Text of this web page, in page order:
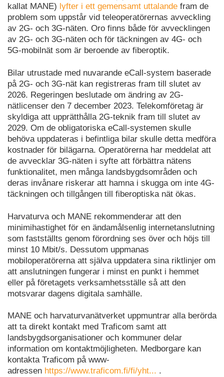
kallat MANE) lyfter i ett gemensamt uttalande fram de
problem som uppstår vid teleoperatörernas avveckling
av 2G- och 3G-näten. Oro finns både för avvecklingen
av 2G- och 3G-näten och för täckningen av 4G- och
5G-mobilnät som är beroende av fiberoptik.
Bilar utrustade med nuvarande eCall-system baserade
på 2G- och 3G-nät kan registreras fram till slutet av
2026. Regeringen beslutade om ändring av 2G-
nätlicenser den 7 december 2023. Telekomföretag är
skyldiga att upprätthålla 2G-teknik fram till slutet av
2029. Om de obligatoriska eCall-systemen skulle
behöva uppdateras i befintliga bilar skulle detta medföra
kostnader för bilägarna. Operatörerna har meddelat att
de avvecklar 3G-näten i syfte att förbättra nätens
funktionalitet, men många landsbygdsområden och
deras invånare riskerar att hamna i skugga om inte 4G-
täckningen och tillgången till fiberoptiska nät ökas.
Harvaturva och MANE rekommenderar att den
minimihastighet för en ändamålsenlig internetanslutning
som fastställts genom förordning ses över och höjs till
minst 10 Mbit/s. Dessutom uppmanas
mobiloperatörerna att själva uppdatera sina riktlinjer om
att anslutningen fungerar i minst en punkt i hemmet
eller på företagets verksamhetsställe så att den
motsvarar dagens digitala samhälle.
MANE och harvaturvanätverket uppmuntrar alla berörda
att ta direkt kontakt med Traficom samt att
landsbygdsorganisationer och kommuner delar
information om kontaktmöjligheten. Medborgare kan
kontakta Traficom på www-
adressen https://www.traficom.fi/fi/yht... .